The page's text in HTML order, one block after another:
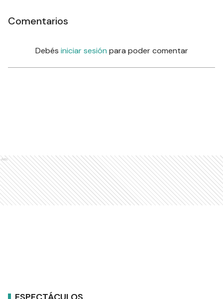
Comentarios
Debés iniciar sesión para poder comentar
Ads